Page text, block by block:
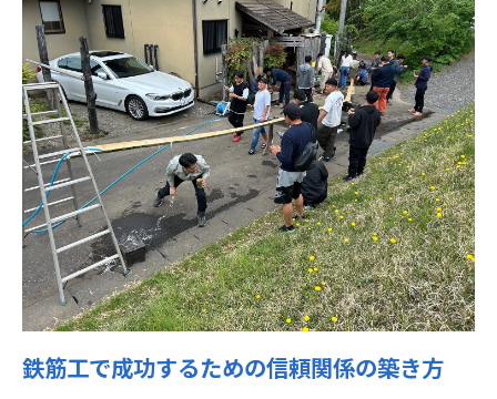
良好な人間関係が鉄筋工で成功を導く理由
鉄筋工で成功するには人間関係が重要な理
由
良好な人間関係が現場の鉄筋工に与える影
響
鉄筋工で成功した人が実践する交流のポイ
ント
守谷市で鉄筋工が働きやすい職場作りの要
素
訣
鉄筋工で成功するための信頼関係の築き方